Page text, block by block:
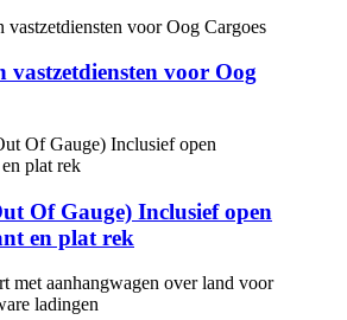
vastzetdiensten voor Oog
Of Gauge) Inclusief open
en plat rek